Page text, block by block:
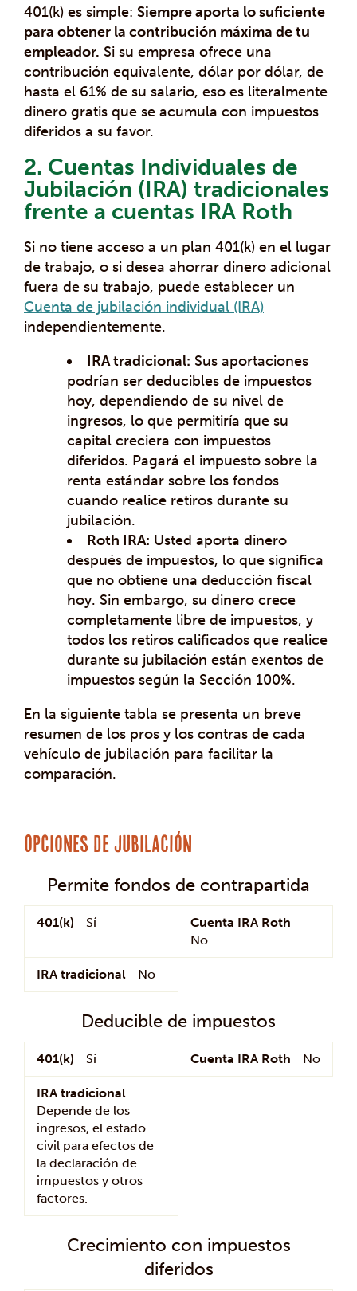
401(k) es simple: Siempre aporta lo suficiente
para obtener la contribución máxima de tu
empleador. Si su empresa ofrece una
contribución equivalente, dólar por dólar, de
hasta el 61% de su salario, eso es literalmente
dinero gratis que se acumula con impuestos
diferidos a su favor.
2. Cuentas Individuales de
Jubilación (IRA) tradicionales
frente a cuentas IRA Roth
Si no tiene acceso a un plan 401(k) en el lugar
de trabajo, o si desea ahorrar dinero adicional
fuera de su trabajo, puede establecer un
Cuenta de jubilación individual (IRA)
independientemente.
IRA tradicional: Sus aportaciones
podrían ser deducibles de impuestos
hoy, dependiendo de su nivel de
ingresos, lo que permitiría que su
capital creciera con impuestos
diferidos. Pagará el impuesto sobre la
renta estándar sobre los fondos
cuando realice retiros durante su
jubilación.
Roth IRA: Usted aporta dinero
después de impuestos, lo que significa
que no obtiene una deducción fiscal
hoy. Sin embargo, su dinero crece
completamente libre de impuestos, y
todos los retiros calificados que realice
durante su jubilación están exentos de
impuestos según la Sección 100%.
En la siguiente tabla se presenta un breve
resumen de los pros y los contras de cada
vehículo de jubilación para facilitar la
comparación.
Opciones de jubilación
Característica
401(k)
Cuenta
IRA
Roth
IRA
tradicional
Permite fondos de contrapartida
401(k) Sí
Cuenta IRA Roth
No
IRA tradicional No
Deducible de impuestos
401(k) Sí Cuenta IRA Roth No
IRA tradicional
Depende de los
ingresos, el estado
civil para efectos de
la declaración de
impuestos y otros
factores.
Crecimiento con impuestos
diferidos